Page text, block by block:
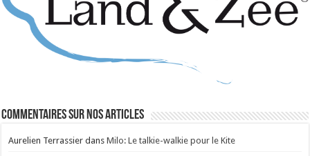
Commentaires sur nos articles
Aurelien Terrassier dansMilo: Le talkie-walkie pour le Kite